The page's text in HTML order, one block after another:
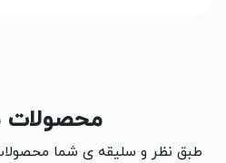
محصولات
طبق نظر و سلیقه ی شما